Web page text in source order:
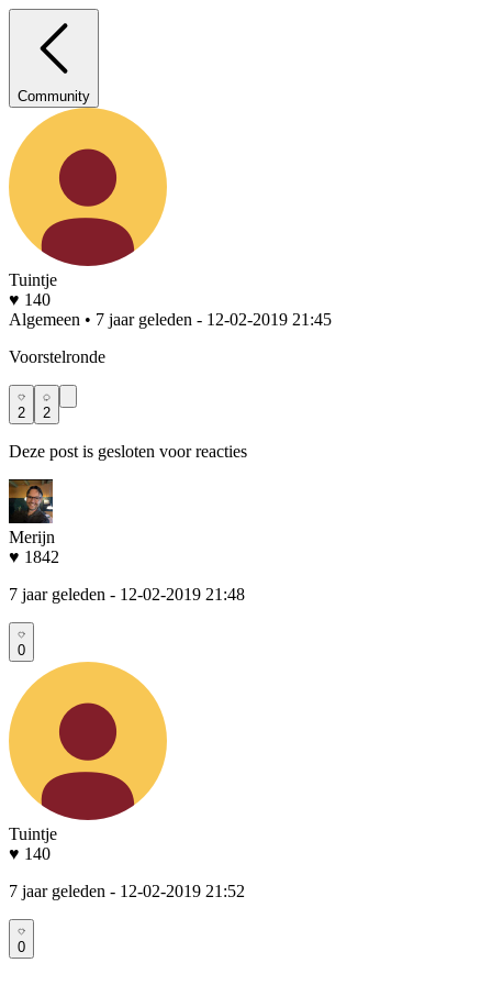
Community
Tuintje
♥ 140
Algemeen • 7 jaar geleden - 12-02-2019 21:45
Voorstelronde
2 2
Deze post is gesloten voor reacties
Merijn
♥ 1842
7 jaar geleden - 12-02-2019 21:48
0
Tuintje
♥ 140
7 jaar geleden - 12-02-2019 21:52
0